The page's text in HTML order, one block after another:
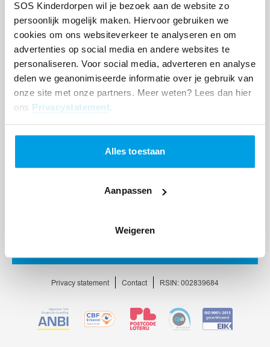
SOS Kinderdorpen wil je bezoek aan de website zo
persoonlijk mogelijk maken. Hiervoor gebruiken we
cookies om ons websiteverkeer te analyseren en om
advertenties op social media en andere websites te
personaliseren. Voor social media, adverteren en analyse
delen we geanonimiseerde informatie over je gebruik van
onze site met onze partners. Meer weten? Lees dan hier
ons Privacystatement.
Alles toestaan
Aanpassen
Weigeren
naar
homepage
Privacy statement Contact RSIN: 002839684